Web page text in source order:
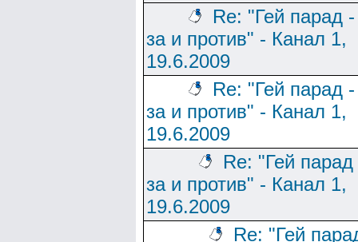
Re: "Гей парад -
за и против" - Канал 1,
19.6.2009
Re: "Гей парад -
за и против" - Канал 1,
19.6.2009
Re: "Гей парад
за и против" - Канал 1,
19.6.2009
Re: "Гей